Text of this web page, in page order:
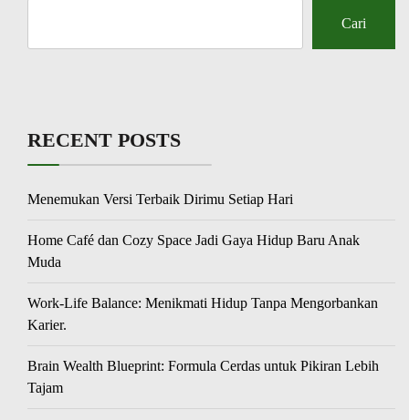
Cari
RECENT POSTS
Menemukan Versi Terbaik Dirimu Setiap Hari
Home Café dan Cozy Space Jadi Gaya Hidup Baru Anak
Muda
Work-Life Balance: Menikmati Hidup Tanpa Mengorbankan
Karier.
Brain Wealth Blueprint: Formula Cerdas untuk Pikiran Lebih
Tajam